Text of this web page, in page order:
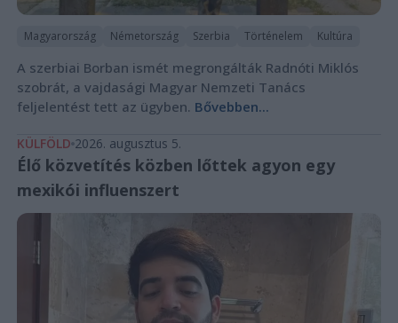
Magyarország Németország Szerbia Történelem Kultúra
A szerbiai Borban ismét megrongálták Radnóti Miklós
szobrát, a vajdasági Magyar Nemzeti Tanács
feljelentést tett az ügyben. Bővebben...
KÜLFÖLD 2026. augusztus 5.
Élő közvetítés közben lőttek agyon egy
mexikói influenszert